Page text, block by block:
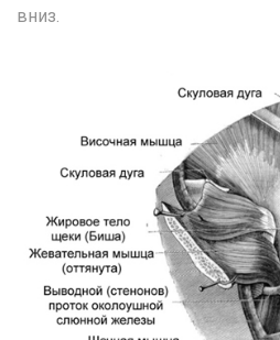
вниз.